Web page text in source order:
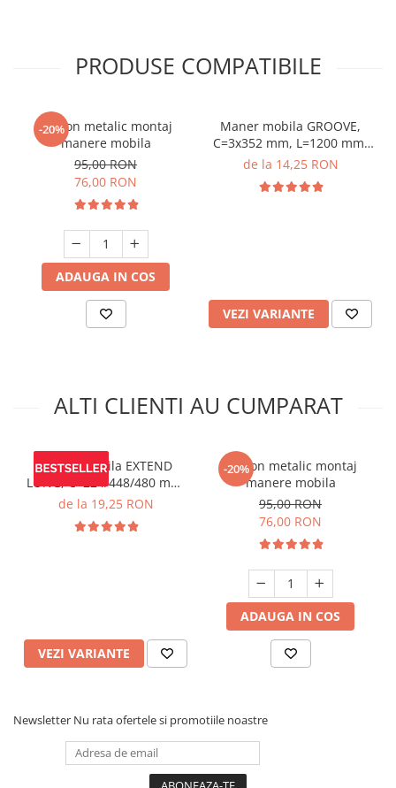
PRODUSE COMPATIBILE
-20%
Sablon metalic montaj
manere mobila
95,00 RON
76,00 RON
ADAUGA IN COS
Maner mobila GROOVE,
C=3x352 mm, L=1200 mm,
Al, negru mat
de la 14,25 RON
VEZI VARIANTE
ALTI CLIENTI AU CUMPARAT
Maner mobila EXTEND
LONG, C=224/448/480 mm,
L=1200 mm, Al, brushed
de la 19,25 RON
VEZI VARIANTE
-20%
Sablon metalic montaj
manere mobila
95,00 RON
76,00 RON
ADAUGA IN COS
Newsletter Nu rata ofertele si promotiile noastre